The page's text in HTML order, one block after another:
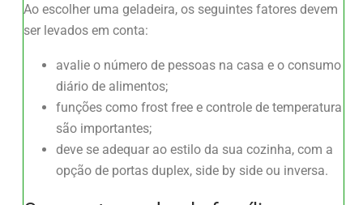
Ao escolher uma geladeira, os seguintes fatores devem
ser levados em conta:
avalie o número de pessoas na casa e o consumo
diário de alimentos;
funções como frost free e controle de temperatura
são importantes;
deve se adequar ao estilo da sua cozinha, com a
opção de portas duplex, side by side ou inversa.